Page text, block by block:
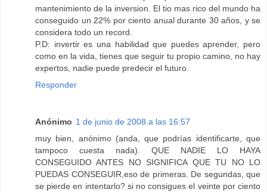
mantenimiento de la inversion. El tio mas rico del mundo ha
conseguido un 22% por ciento anual durante 30 años, y se
considera todo un record.
P.D: invertir es una habilidad que puedes aprender, pero
como en la vida, tienes que seguir tu propio camino, no hay
expertos, nadie puede predecir el futuro.
Responder
Anónimo 1 de junio de 2008 a las 16:57
muy bien, anónimo (anda, que podrías identificarte, que
tampoco cuesta nada). QUE NADIE LO HAYA
CONSEGUIDO ANTES NO SIGNIFICA QUE TU NO LO
PUEDAS CONSEGUIR,eso de primeras. De segundas, que
se pierde en intentarlo? si no consigues el veinte por ciento